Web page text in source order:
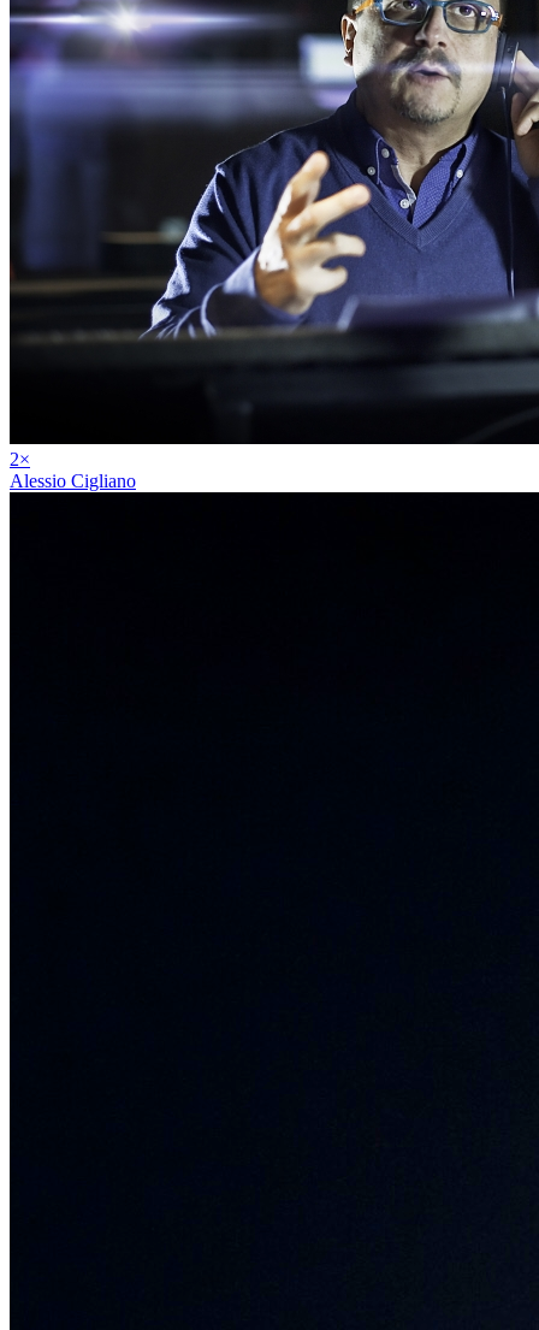
2×
Alessio Cigliano